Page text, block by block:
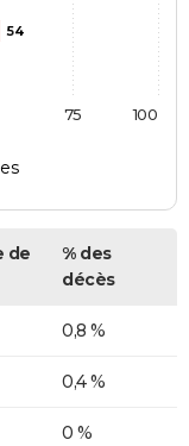
54
100
75
de
% des
décès
0,8 %
0,4 %
0 %